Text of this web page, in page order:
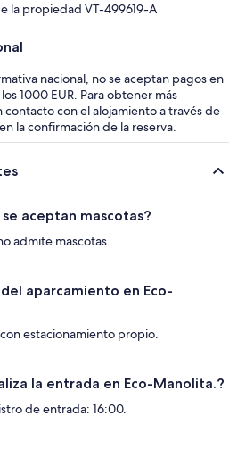
la propiedad VT-499619-A
nacional, no se aceptan pagos en
1000 EUR. Para obtener más
con el alojamiento a través de
la confirmación de la reserva.
aceptan mascotas?
admite mascotas.
aparcamiento en Eco-
estacionamiento propio.
la entrada en Eco-Manolita.?
de entrada: 16:00.